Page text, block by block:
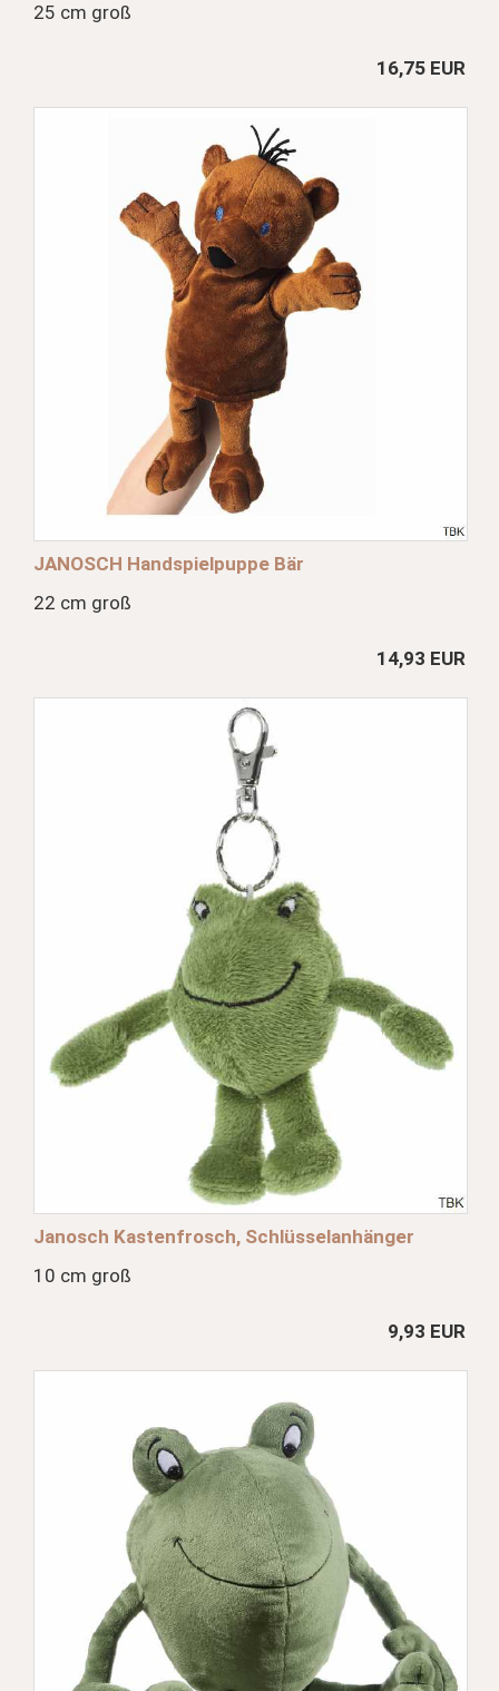
25 cm groß
16,75 EUR
JANOSCH Handspielpuppe Bär
22 cm groß
14,93 EUR
Janosch Kastenfrosch, Schlüsselanhänger
10 cm groß
9,93 EUR